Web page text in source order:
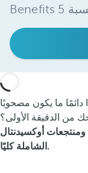
دائمًا ما يكون مصحوبًا
من الدقيقة الأولى؟
أوكسيدنتال
الشاملة كليًا.